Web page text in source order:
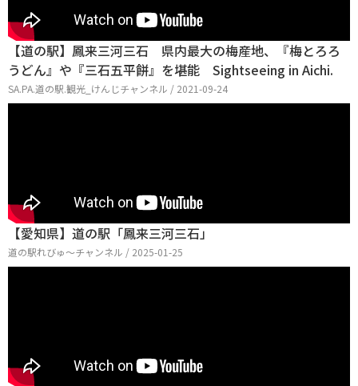
【道の駅】鳳来三河三石 県内最大の梅産地、『梅とろろ
うどん』や『三石五平餅』を堪能 Sightseeing in Aichi.
SA.PA.道の駅.観光_けんじチャンネル / 2021-09-24
【愛知県】道の駅「鳳来三河三石」
道の駅れびゅ〜チャンネル / 2025-01-25